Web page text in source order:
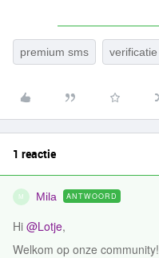
premium sms verificatie
1 reactie
M Mila ANTWOORD
Hi @Lotje,
Welkom op onze community!